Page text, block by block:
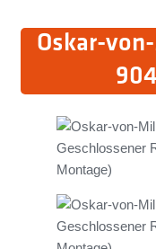
Oskar-